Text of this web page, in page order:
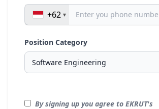
+62
Position Category
By signing up you agree to EKRUT's